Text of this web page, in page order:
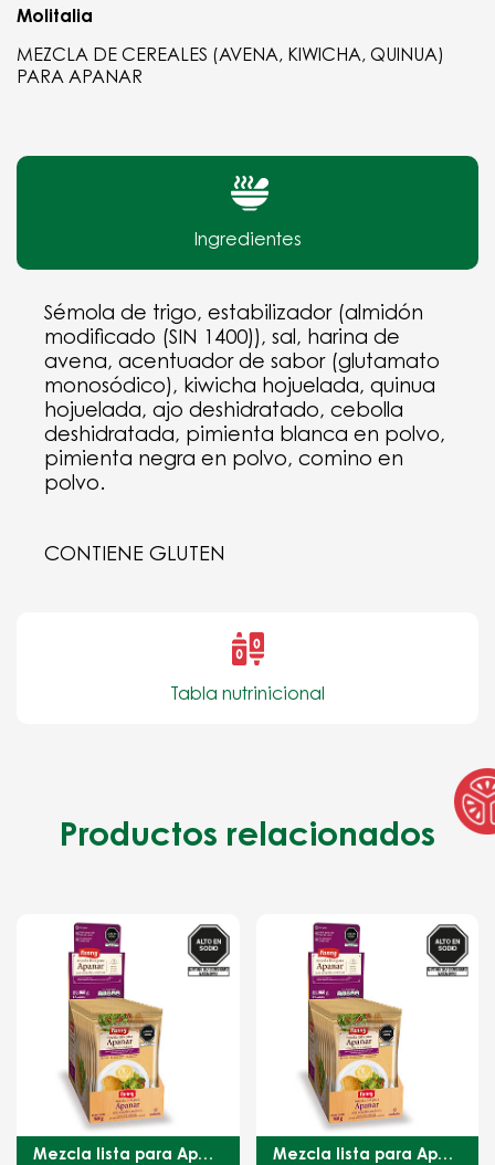
Molitalia
MEZCLA DE CEREALES (AVENA, KIWICHA, QUINUA)
PARA APANAR
Ingredientes
Sémola de trigo, estabilizador (almidón
modificado (SIN 1400)), sal, harina de
avena, acentuador de sabor (glutamato
monosódico), kiwicha hojuelada, quinua
hojuelada, ajo deshidratado, cebolla
deshidratada, pimienta blanca en polvo,
pimienta negra en polvo, comino en
polvo.
CONTIENE GLUTEN
Tabla nutrinicional
Productos relacionados
Mezcla lista para Apanar con cereales andinos
Mezcla lista para Apanar con cereales andinos